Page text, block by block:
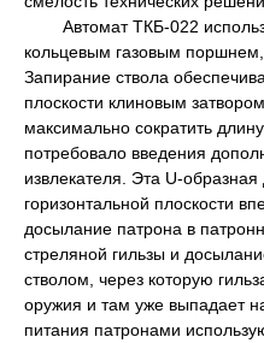
Автомат ТКБ-022
кольцевым газовым
Запирание ствола
плоскости клиновым
максимально сократить
потребовало введения
извлекателя. Эта U-
горизонтальной плоскости
досылание патрона в
стреляной гильзы и
стволом, через которую
оружия и там уже выпадает
питания патронами